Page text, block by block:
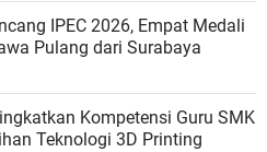
IPEC 2026, Empat Medali
Pulang dari Surabaya
Kompetensi Guru SMK
Teknologi 3D Printing